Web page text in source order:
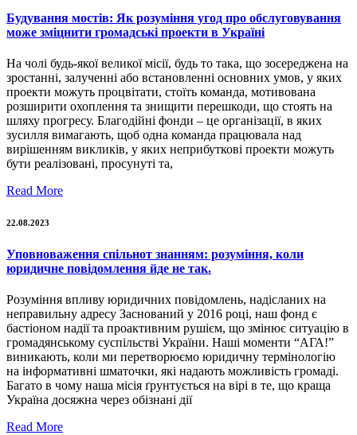
Будування мостів: Як розуміння угод про обслуговування
може зміцнити громадські проекти в Україні
На чолі будь-якої великої місії, будь то така, що зосереджена на
зростанні, залученні або встановленні основних умов, у яких
проекти можуть процвітати, стоїть команда, мотивована
розширити охоплення та знищити перешкоди, що стоять на
шляху прогресу. Благодійні фонди – це організації, в яких
зусилля вимагають, щоб одна команда працювала над
вирішенням викликів, у яких неприбуткові проекти можуть
бути реалізовані, просунуті та,
Read More
22.08.2023
Уповноваження спільнот знанням: розуміння, коли
юридичне повідомлення йде не так.
Розуміння впливу юридичних повідомлень, надісланих на
неправильну адресу Заснований у 2016 році, наш фонд є
бастіоном надії та проактивним рушієм, що змінює ситуацію в
громадянському суспільстві України. Наші моменти “АГА!”
виникають, коли ми перетворюємо юридичну термінологію
на інформативні шматочки, які надають можливість громаді.
Багато в чому наша місія ґрунтується на вірі в те, що краща
Україна досяжна через обізнані дії
Read More